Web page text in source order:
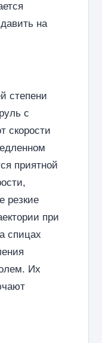
на
степени
с
скорости
приятной
резкие
при
спицах
Их